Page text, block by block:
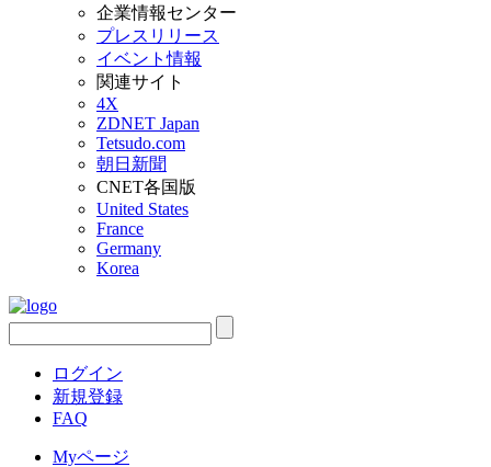
企業情報センター
プレスリリース
イベント情報
関連サイト
4X
ZDNET Japan
Tetsudo.com
朝日新聞
CNET各国版
United States
France
Germany
Korea
ログイン
新規登録
FAQ
Myページ